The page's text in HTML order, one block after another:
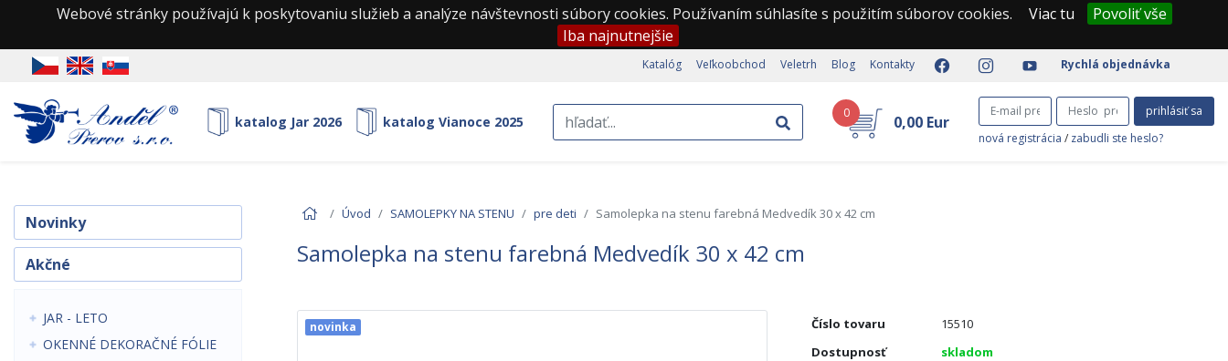
Webové stránky používajú k poskytovaniu služieb a analýze návštevnosti súbory cookies. Používaním súhlasíte s použitím súborov cookies. Viac tu
Povoliť vše
Iba najnutnejšie
Katalóg Veľkoobchod Veletrh Blog Kontakty Rychlá objednávka
katalog Jar 2026 katalog Vianoce 2025
0 0,00 Eur
prihlásiť sa
nová registrácia / zabudli ste heslo?
Novinky
Akčné
JAR - LETO
OKENNÉ DEKORAČNÉ FÓLIE
Úvod SAMOLEPKY NA STENU pre deti Samolepka na stenu farebná Medvedík 30 x 42 cm
Samolepka na stenu farebná Medvedík 30 x 42 cm
novinka Číslo tovaru
15510
Dostupnosť
skladom